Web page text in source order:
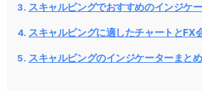
スキャルピングでおすすめのインジケ
スキャルピングに適したチャートとFX
スキャルピングのインジケーターまとめ